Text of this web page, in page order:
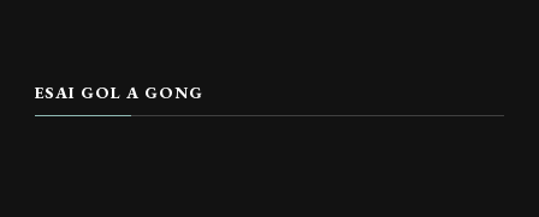
ESAI GOL A GONG